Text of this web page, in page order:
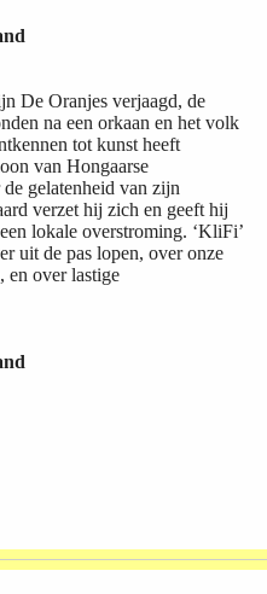
De Oranjes verjaagd, de
na een orkaan en het volk
tot kunst heeft
van Hongaarse
gelatenheid van zijn
verzet hij zich en geeft hij
lokale overstroming. ‘KliFi’
uit de pas lopen, over onze
en over lastige